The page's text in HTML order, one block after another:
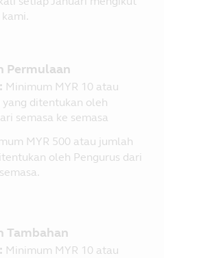
Permulaan
Minimum MYR 10 atau
yang ditentukan oleh
semasa ke semasa
MYR 500 atau jumlah
oleh Pengurus dari
Tambahan
Minimum MYR 10 atau